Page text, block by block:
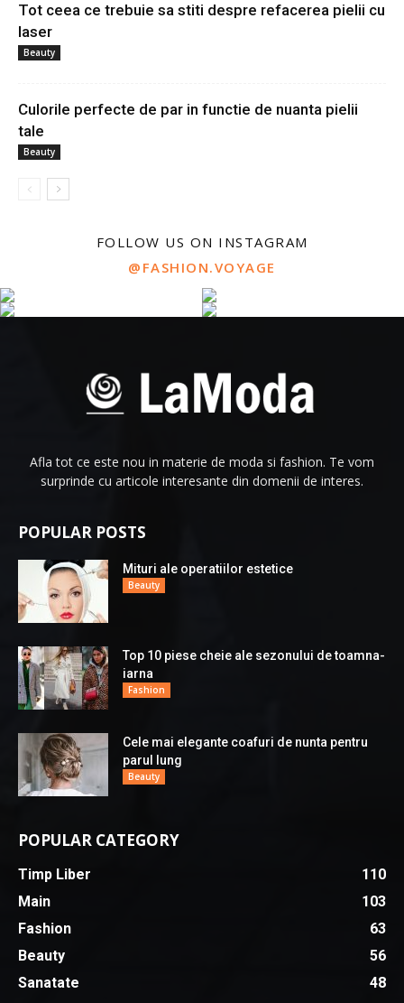
Tot ceea ce trebuie sa stiti despre refacerea pielii cu
laser
Beauty
Culorile perfecte de par in functie de nuanta pielii
tale
Beauty
FOLLOW US ON INSTAGRAM
@FASHION.VOYAGE
Afla tot ce este nou in materie de moda si fashion. Te vom
surprinde cu articole interesante din domenii de interes.
POPULAR POSTS
Mituri ale operatiilor estetice
Beauty
Top 10 piese cheie ale sezonului de toamna-
iarna
Fashion
Cele mai elegante coafuri de nunta pentru
parul lung
Beauty
POPULAR CATEGORY
Timp Liber
110
Main
103
Fashion
63
Beauty
56
Sanatate
48